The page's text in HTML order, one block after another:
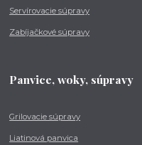
Servírovacie súpravy
Zabíjačkové súpravy
Panvice, woky, súpravy
Grilovacie súpravy
Liatinová panvica